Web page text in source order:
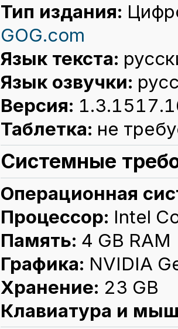
Тип издания:
GOG.com
Язык текста:
Язык озвучки:
Версия:
Таблетка: не
Системные
Операционная
Процессор: Intel
Память: 4 GB RAM
Графика: NVIDIA
Хранение: 23 GB
Клавиатура и